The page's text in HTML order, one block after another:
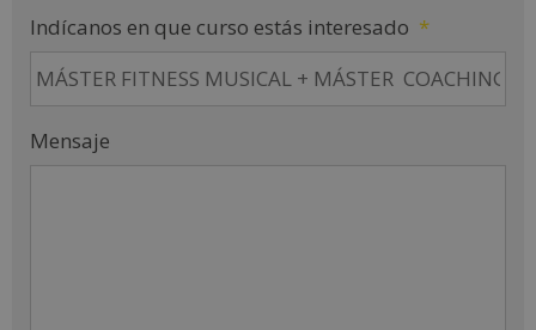
Indícanos en que curso estás interesado *
Mensaje